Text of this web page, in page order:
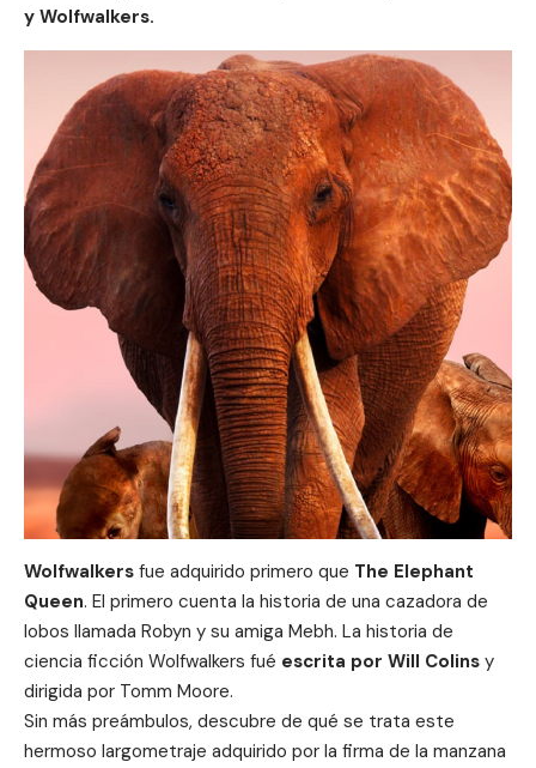
y Wolfwalkers.
Wolfwalkers fue adquirido primero que The Elephant
Queen. El primero cuenta la historia de una cazadora de
lobos llamada Robyn y su amiga Mebh. La historia de
ciencia ficción Wolfwalkers fué escrita por Will Colins y
dirigida por Tomm Moore.
Sin más preámbulos, descubre de qué se trata este
hermoso largometraje adquirido por la firma de la manzana